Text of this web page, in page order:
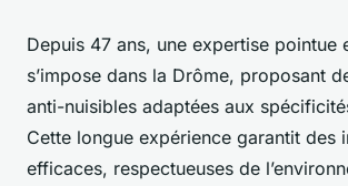
Depuis 47 ans, une expertise pointue
s’impose dans la Drôme, proposant
anti-nuisibles adaptées aux
Cette longue expérience garantit des
efficaces, respectueuses de